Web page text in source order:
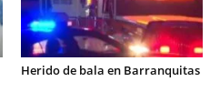
Herido de bala en Barranquitas